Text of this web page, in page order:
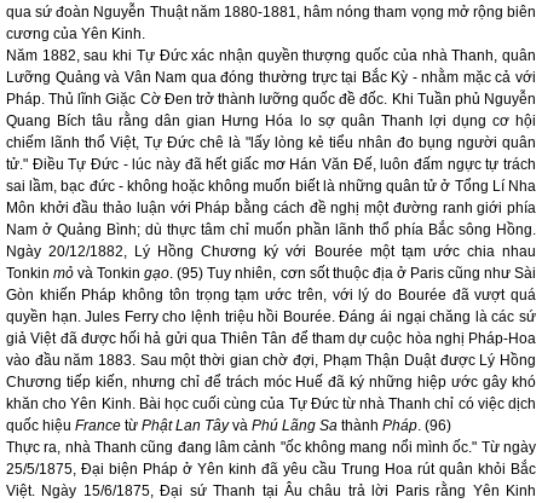
qua sứ đoàn Nguyễn Thuật năm 1880-1881, hâm nóng tham vọng mở rộng biên
cương của Yên Kinh.
Năm 1882, sau khi Tự Đức xác nhận quyền thượng quốc của nhà Thanh, quân
Lưỡng Quảng và Vân Nam qua đóng thường trực tại Bắc Kỳ - nhằm mặc cả với
Pháp. Thủ lĩnh Giặc Cờ Đen trở thành lưỡng quốc đề đốc. Khi Tuần phủ Nguyễn
Quang Bích tâu rằng dân gian Hưng Hóa lo sợ quân Thanh lợi dụng cơ hội
chiếm lãnh thổ Việt, Tự Đức chê là "lấy lòng kẻ tiểu nhân đo bụng người quân
tử." Điều Tự Đức - lúc này đã hết giấc mơ Hán Văn Đế, luôn đấm ngực tự trách
sai lầm, bạc đức - không hoặc không muốn biết là những quân tử ở Tổng Lí Nha
Môn khởi đầu thảo luận với Pháp bằng cách đề nghị một đường ranh giới phía
Nam ở Quảng Bình; dù thực tâm chỉ muốn phần lãnh thổ phía Bắc sông Hồng.
Ngày 20/12/1882, Lý Hồng Chương ký với Bourée một tạm ước chia nhau
Tonkinmỏvà Tonkin gạo. (95) Tuy nhiên, cơn sốt thuộc địa ở Paris cũng như Sài
Gòn khiến Pháp không tôn trọng tạm ước trên, với lý do Bourée đã vượt quá
quyền hạn. Jules Ferry cho lệnh triệu hồi Bourée. Đáng ái ngại chăng là các sứ
giả Việt đã được hối hả gửi qua Thiên Tân để tham dự cuộc hòa nghị Pháp-Hoa
vào đầu năm 1883. Sau một thời gian chờ đợi, Phạm Thận Duật được Lý Hồng
Chương tiếp kiến, nhưng chỉ để trách móc Huế đã ký những hiệp ước gây khó
khăn cho Yên Kinh. Bài học cuối cùng của Tự Đức từ nhà Thanh chỉ có việc dịch
quốc hiệu France từ Phật Lan Tâyvà Phú Lãng Sa thành Pháp. (96)
Thực ra, nhà Thanh cũng đang lâm cảnh "ốc không mang nổi mình ốc." Từ ngày
25/5/1875, Đại biện Pháp ở Yên kinh đã yêu cầu Trung Hoa rút quân khỏi Bắc
Việt. Ngày 15/6/1875, Đại sứ Thanh tại Âu châu trả lời Paris rằng Yên Kinh